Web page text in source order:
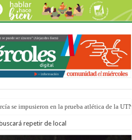
se impusieron en la prueba atlética de la
100 años de Aníbal Sampayo
repetir de local